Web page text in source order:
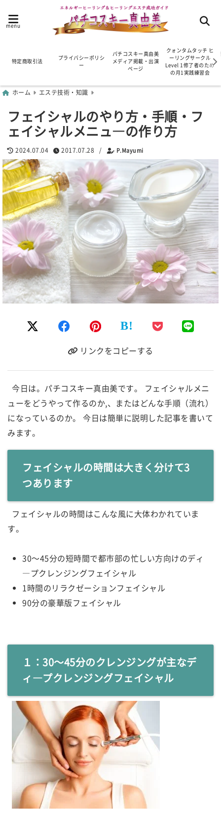
menu
特定商取引法
プライバシーポリシ
ー
パチコスキー真由美
メディア掲載・出演
ページ
クォンタムタッチ ヒ
ーリングサークル
Level 1修了者のため
の月1実践練習会
ホーム エステ技術・知識
フェイシャルのやり方・手順・フ
ェイシャルメニュ―の作り方
2024.07.04 2017.07.28 / P.Mayumi
B!
リンクをコピーする
今日は。パチコスキー真由美です。 フェイシャルメニ
ューをどうやって作るのか,、またはどんな手順（流れ）
になっているのか。 今日は簡単に説明した記事を書いて
みます。
フェイシャルの時間は大きく分けて3
つあります
フェイシャルの時間はこんな風に大体わかれていま
す。
30～45分の短時間で都市部の忙しい方向けのディ
―プクレンジングフェイシャル
1時間のリラクゼーションフェイシャル
90分の豪華版フェイシャル
１：30～45分のクレンジングが主なデ
ィ―プクレンジングフェイシャル